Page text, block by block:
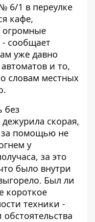
6/1 в переулке
кафе,
огромные
- сообщает
уже давно
и то,
словам местных
без
скорая,
за помощью не
у
за это
было внутри
Был ли
короткое
техники -